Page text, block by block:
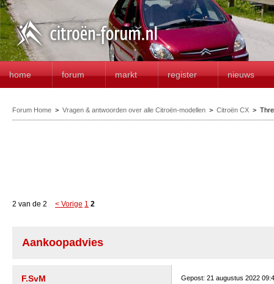
home forum markt register nieuws
Forum Home > Vragen & antwoorden over alle Citroën-modellen > Citroën CX >
2 van de 2 < Vorige 1 2
Aankoopadvies
F.SvM Gepost: 21 augustus 2022